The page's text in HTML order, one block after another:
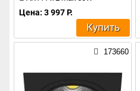
Цена: 3 997 Р.
Купить
173660